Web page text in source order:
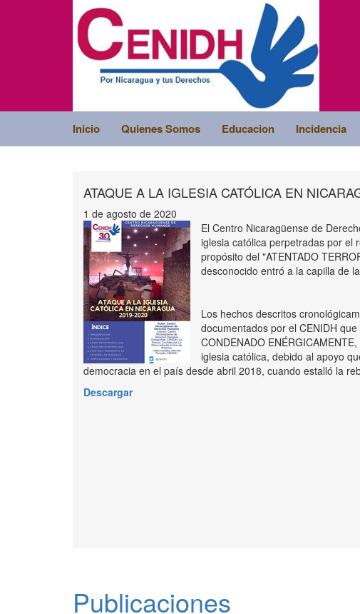
Inicio Quienes Somos Educacion Incidencia
ATAQUE A LA IGLESIA CATÓLICA EN
1 de agosto de 2020
El Centro Nicaragüense de
iglesia católica perpetradas por
propósito del "ATENTADO
desconocido entró a la capilla de
Los hechos descritos
documentados por el CENIDH
CONDENADO
iglesia católica, debido al apoyo
democracia en el país desde abril 2018, cuando estalló la
Descargar
Publicaciones